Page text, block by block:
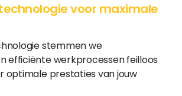
voor maximale
stemmen we
efficiënte werkprocessen feilloos
optimale prestaties van jouw